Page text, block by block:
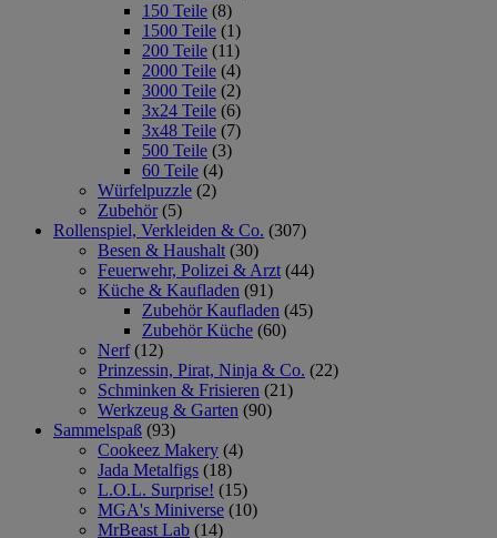
150 Teile (8)
1500 Teile (1)
200 Teile (11)
2000 Teile (4)
3000 Teile (2)
3x24 Teile (6)
3x48 Teile (7)
500 Teile (3)
60 Teile (4)
Würfelpuzzle (2)
Zubehör (5)
Rollenspiel, Verkleiden & Co. (307)
Besen & Haushalt (30)
Feuerwehr, Polizei & Arzt (44)
Küche & Kaufladen (91)
Zubehör Kaufladen (45)
Zubehör Küche (60)
Nerf (12)
Prinzessin, Pirat, Ninja & Co. (22)
Schminken & Frisieren (21)
Werkzeug & Garten (90)
Sammelspaß (93)
Cookeez Makery (4)
Jada Metalfigs (18)
L.O.L. Surprise! (15)
MGA's Miniverse (10)
MrBeast Lab (14)